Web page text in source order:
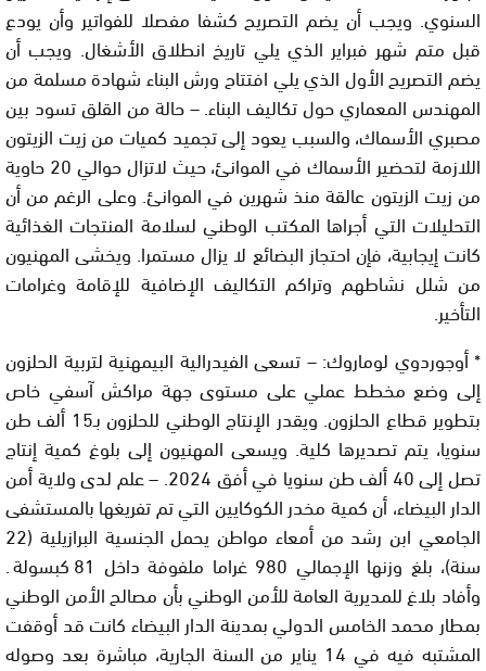
السنوي. ويجب أن يضم التصريح كشفا مفصلا للفواتير وأن يودع
قبل متم شهر فبراير الذي يلي تاريخ انطلاق الأشغال. ويجب أن
يضم التصريح الأول الذي يلي افتتاح ورش البناء شهادة مسلمة من
المهندس المعماري حول تكاليف البناء. – حالة من القلق تسود بين
مصبري الأسماك، والسبب يعود إلى تجميد كميات من زيت الزيتون
اللازمة لتحضير الأسماك في الموانئ، حيث لاتزال حوالي 20 حاوية
من زيت الزيتون عالقة منذ شهرين في الموانئ. وعلى الرغم من أن
التحليلات التي أجراها المكتب الوطني لسلامة المنتجات الغذائية
كانت إيجابية، فإن احتجاز البضائع لا يزال مستمرا. ويخشى المهنيون
من شلل نشاطهم وتراكم التكاليف الإضافية للإقامة وغرامات
التأخير.
* أوجوردوي لوماروك: – تسعى الفيدرالية البيمهنية لتربية الحلزون
إلى وضع مخطط عملي على مستوى جهة مراكش آسفي خاص
بتطوير قطاع الحلزون. ويقدر الإنتاج الوطني للحلزون بـ15 ألف طن
سنويا، يتم تصديرها كلية. ويسعى المهنيون إلى بلوغ كمية إنتاج
تصل إلى 40 ألف طن سنويا في أفق 2024. – علم لدى ولاية أمن
الدار البيضاء، أن كمية مخدر الكوكايين التي تم تفريغها بالمستشفى
الجامعي ابن رشد من أمعاء مواطن يحمل الجنسية البرازيلية (22
سنة)، بلغ وزنها الإجمالي 980 غراما ملفوفة داخل 81 كبسولة.
وأفاد بلاغ للمديرية العامة للأمن الوطني بأن مصالح الأمن الوطني
بمطار محمد الخامس الدولي بمدينة الدار البيضاء كانت قد أوقفت
المشتبه فيه في 14 يناير من السنة الجارية، مباشرة بعد وصوله